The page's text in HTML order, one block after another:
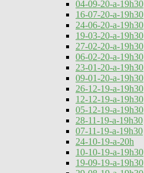
04-09-20-a-19h30
16-07-20-a-19h30
24-06-20-a-19h30
19-03-20-a-19h30
27-02-20-a-19h30
06-02-20-a-19h30
23-01-20-a-19h30
09-01-20-a-19h30
26-12-19-a-19h30
12-12-19-a-19h30
05-12-19-a-19h30
28-11-19-a-19h30
07-11-19-a-19h30
24-10-19-a-20h
10-10-19-a-19h30
19-09-19-a-19h30